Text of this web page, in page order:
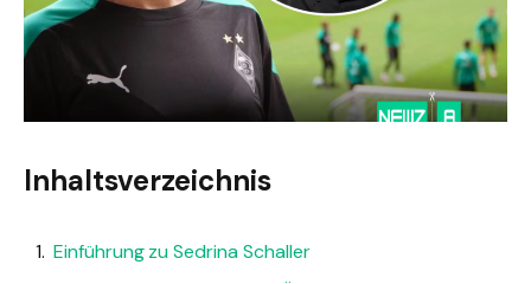
Inhaltsverzeichnis
Einführung zu Sedrina Schaller